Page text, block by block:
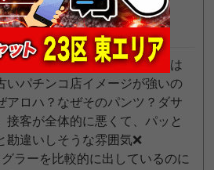
PM
で、それほど出さなくても客は
いパチンコ店イメージが強いの
アロハ？なぜそのパンツ？ダサ
接客が全体的に悪くて、パッと
勘違いしそうな雰囲気❌
ラーを比較的に出しているのに